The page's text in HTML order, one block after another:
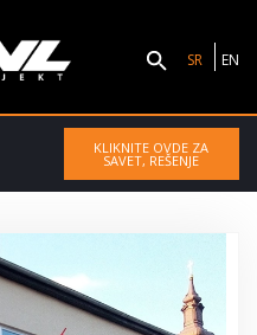
SR EN
KLIKNITE OVDE ZA
SAVET, REŠENJE